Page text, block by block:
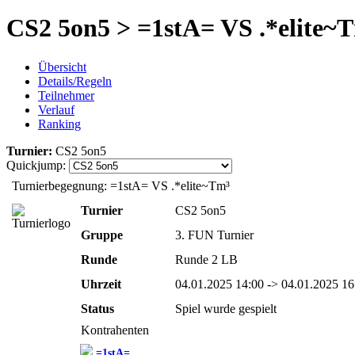
CS2 5on5 > =1stA= VS
Übersicht
Details/Regeln
Teilnehmer
Verlauf
Ranking
Turnier: CS2 5on5
Quickjump:
Turnierbegegnung: =1stA= VS .*elite~Tm³
Turnier
CS2 5on5
Gruppe
3. FUN Turnier
Runde
Runde 2 LB
Uhrzeit
04.01.2025 14:00 -> 04.01.2025
Status
Spiel wurde gespielt
Kontrahenten